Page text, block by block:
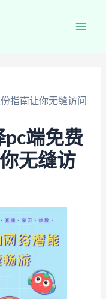
指南让你无缝访问
pc端免费
无缝访